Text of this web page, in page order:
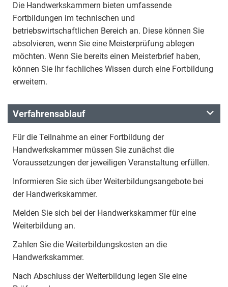
Die Handwerkskammern bieten umfassende
Fortbildungen im technischen und
betriebswirtschaftlichen Bereich an. Diese können Sie
absolvieren, wenn Sie eine Meisterprüfung ablegen
möchten. Wenn Sie bereits einen Meisterbrief haben,
können Sie Ihr fachliches Wissen durch eine Fortbildung
erweitern.
Verfahrensablauf
Für die Teilnahme an einer Fortbildung der
Handwerkskammer müssen Sie zunächst die
Voraussetzungen der jeweiligen Veranstaltung erfüllen.
Informieren Sie sich über Weiterbildungsangebote bei
der Handwerkskammer.
Melden Sie sich bei der Handwerkskammer für eine
Weiterbildung an.
Zahlen Sie die Weiterbildungskosten an die
Handwerkskammer.
Nach Abschluss der Weiterbildung legen Sie eine